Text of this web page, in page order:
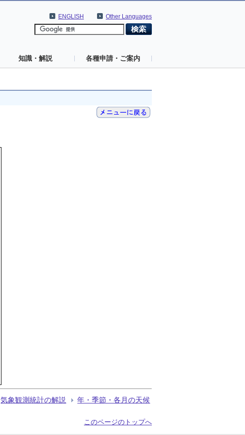
Other Languages
ENGLISH
知識・解説 各種申請・ご案内
気象観測統計の解説 年・季節・各月の天候
このページのトップへ